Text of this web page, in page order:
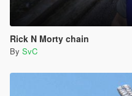
Rick N Morty chain
By SvC